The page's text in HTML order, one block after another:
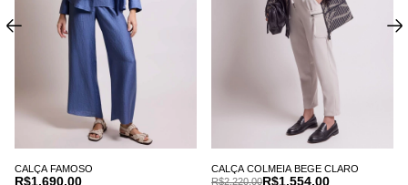
CALÇA FAMOSO
R$1.690,00
CALÇA COLMEIA BEGE CLARO
R$1.554,00
R$2.220,00